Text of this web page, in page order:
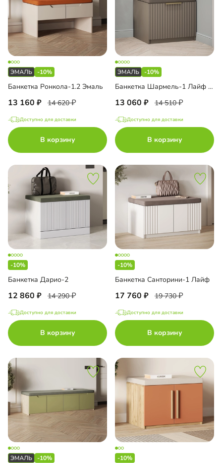
-10%
Банкетка Ронкола-1.2 Эмаль
13 160 14 620
Доступно для доставки
В корзину
-10%
Банкетка Шармель-1 Лайф Эмаль
13 060 14 510
Доступно для доставки
В корзину
-10%
Банкетка Дарио-2
12 860 14 290
Доступно для доставки
В корзину
-10%
Банкетка Санторини-1 Лайф
17 760 19 730
Доступно для доставки
В корзину
-10% -10%